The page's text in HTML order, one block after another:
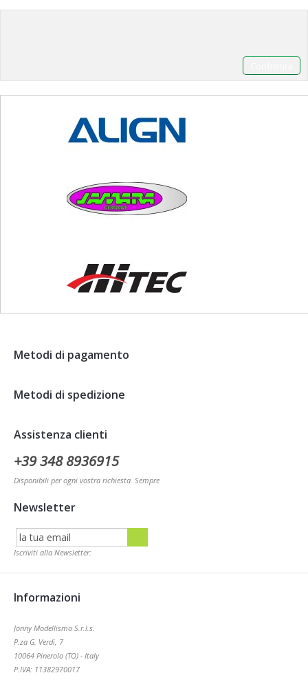
Metodi di pagamento
Metodi di spedizione
Assistenza clienti
+39 348 8936915
Disponibili per ogni vostra richiesta. Sempre
Newsletter
Iscriviti alla Newsletter:
Informazioni
Jonny Modellismo S.r.l.s.
P.za G. Verdi, 7
10064 Pinerolo (TO) - Italy
P.IVA: 11382970017